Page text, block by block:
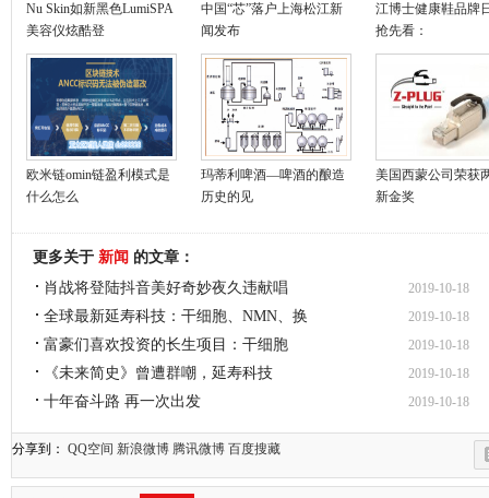
Nu Skin如新黑色LumiSPA
美容仪炫酷登
中国“芯”落户上海松江新
闻发布
江博士健康鞋品牌
抢先看：
欧米链omin链盈利模式是
什么怎么
玛蒂利啤酒—啤酒的酿造
历史的见
美国西蒙公司荣获
新金奖
更多关于 新闻 的文章：
肖战将登陆抖音美好奇妙夜久违献唱
2019-10-18
全球最新延寿科技：干细胞、NMN、换 2019-10-18
富豪们喜欢投资的长生项目：干细胞 2019-10-18
《未来简史》曾遭群嘲，延寿科技 2019-10-18
十年奋斗路 再一次出发 2019-10-18
分享到： QQ空间 新浪微博 腾讯微博 百度搜藏